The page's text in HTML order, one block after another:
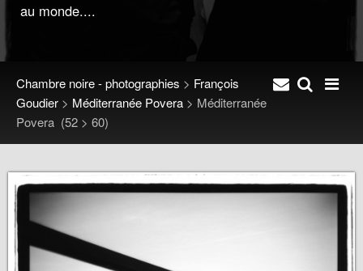
au monde....
Chambre noire - photographies > François
Goudier > Méditerranée Povera > Méditerranée
Povera (52 > 60)